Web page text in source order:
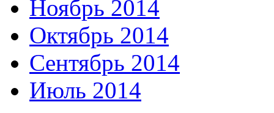
Ноябрь 2014
Октябрь 2014
Сентябрь 2014
Июль 2014